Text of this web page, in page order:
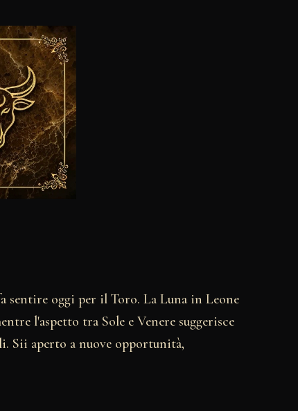
sentire oggi per il Toro. La Luna in Leone
l'aspetto tra Sole e Venere suggerisce
Sii aperto a nuove opportunità,